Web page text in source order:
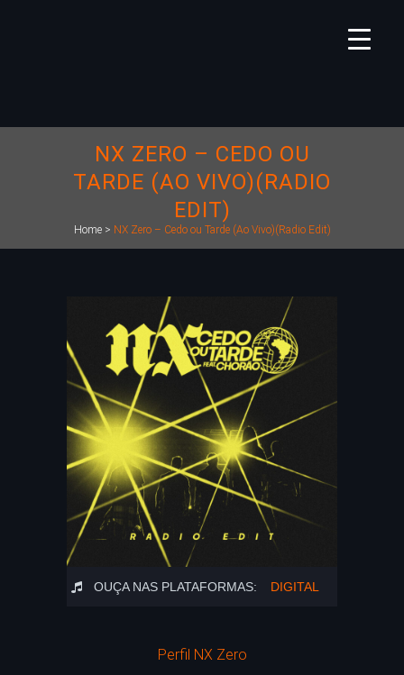
NX ZERO – CEDO OU
TARDE (AO VIVO)(RADIO
EDIT)
Home> NX Zero – Cedo ou Tarde (Ao Vivo)(Radio Edit)
OUÇA NAS PLATAFORMAS: DIGITAL
Perfil NX Zero